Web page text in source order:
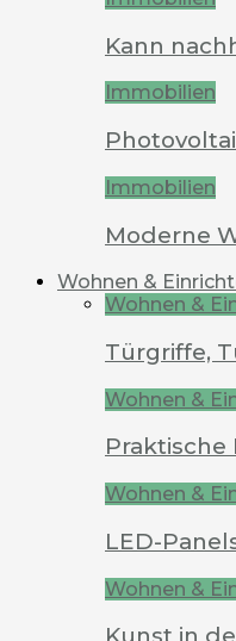
Kann
Immobilien
Immobilien
Moderne
Wohnen &
Wohnen &
Türgriffe,
Wohnen &
Wohnen &
LED-
Wohnen &